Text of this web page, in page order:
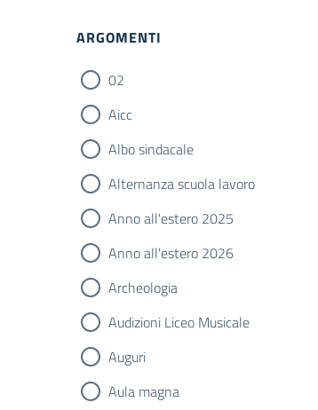
Filtri
ARGOMENTI
02
Aicc
Albo sindacale
Alternanza scuola lavoro
Anno all'estero 2025
Anno all'estero 2026
Archeologia
Audizioni Liceo Musicale
Auguri
Aula magna